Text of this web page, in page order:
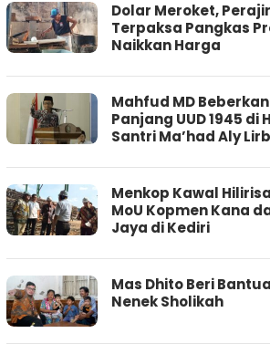
Dolar Meroket,
Terpaksa Pangkas
Naikkan Harga
Mahfud MD
Panjang UUD 1945 di
Santri Ma’had Aly
Menkop Kawal
MoU Kopmen Kana
Jaya di Kediri
Mas Dhito Beri
Nenek Sholikah